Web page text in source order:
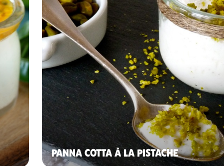
PANNA COTTA À LA PISTACHE